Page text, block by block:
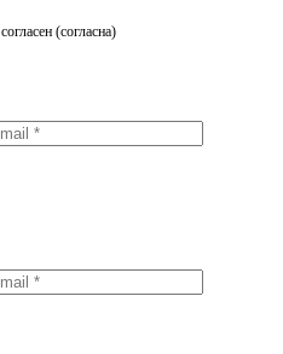
согласен (согласна)